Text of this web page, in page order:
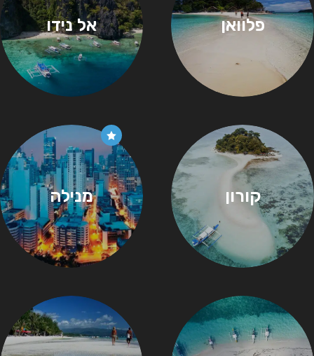
פלוואן אל נידו
קורון מנילה